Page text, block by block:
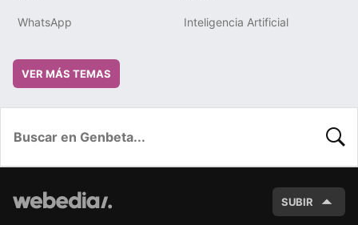
WhatsApp Inteligencia Artificial
VER MÁS TEMAS
SUBIR